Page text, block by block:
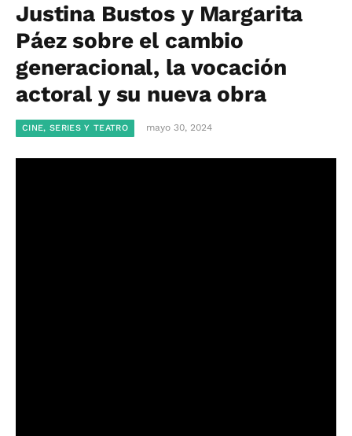
Justina Bustos y Margarita
Páez sobre el cambio
generacional, la vocación
actoral y su nueva obra
CINE, SERIES Y TEATRO mayo 30, 2024